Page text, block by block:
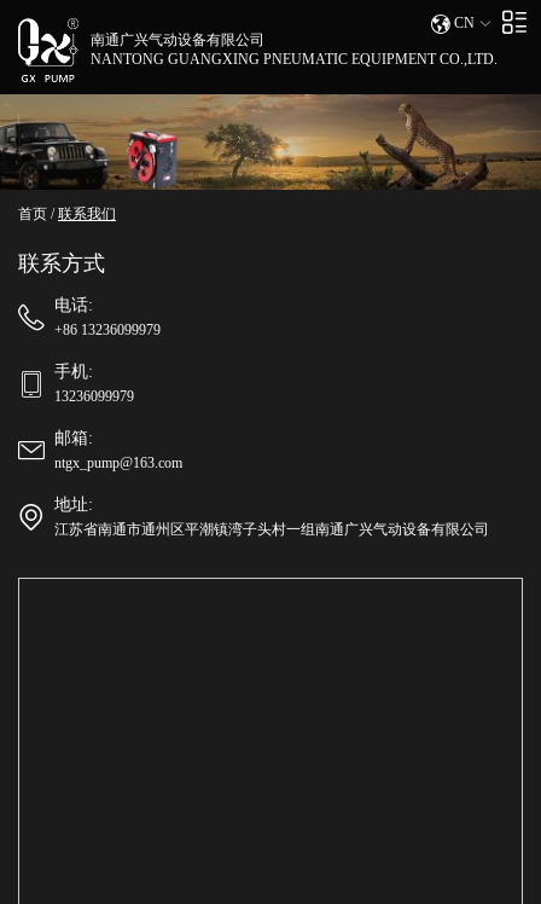
南通广兴气动设备有限公司
NANTONG GUANGXING PNEUMATIC EQUIPMENT CO.,LTD.
CN
首页 /联系我们
联系方式
电话:
+86 13236099979
手机:
13236099979
邮箱:
ntgx_pump@163.com
地址:
江苏省南通市通州区平潮镇湾子头村一组南通广兴气动设备有限公司